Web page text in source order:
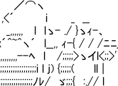
⌒ヽ
i _ __
ゝ- ./ }ゝｨ-、
´ l__,, ｨ-{ / / /ﾆ
ﾍ l /;;;;;>ゝイl<;;>'
l j) {;;;;;( ll |
ﾉﾚ/ ゞ;;;{ :.// l